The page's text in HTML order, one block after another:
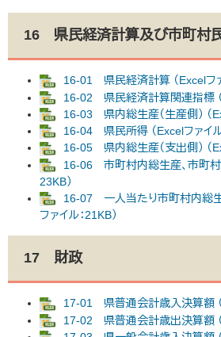
16 県民経済計算及び市町村
16-01 県民経済計算 （Excelファ
16-02 県民経済計算関連指標 （
16-03 県内総生産（生産側） （
16-04 県民所得 （Excelファイル
16-05 県内総生産（支出側） （
16-06 市町村内総生産、市町村
23KB）
16-07 一人当たり市町村内総生
ファイル：21KB）
17 財政
17-01 県普通会計歳入決算額 （
17-02 県普通会計歳出決算額 （